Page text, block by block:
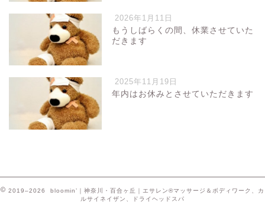
2026年1月11日
もうしばらくの間、休業させていた
だきます
2025年11月19日
年内はお休みとさせていただきます
2019–2026 bloomin’｜神奈川・百合ヶ丘｜エサレン®マッサージ＆ボディワーク、カ
ルサイネイザン、ドライヘッドスパ